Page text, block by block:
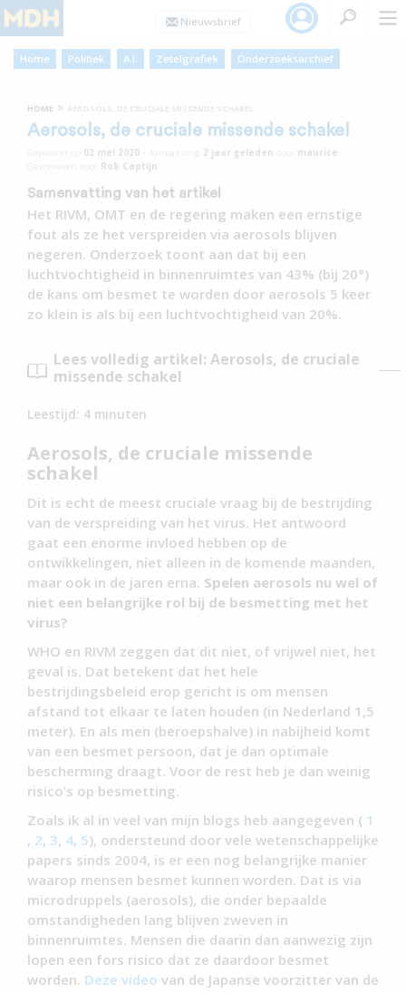
Home Politiek A.I. Zetelgrafiek Onderzoeksarchief
HOME »
Aerosols, de cruciale missende schakel
02 mei 2020 2 jaar geleden
maurice
Rob Captijn
Samenvatting van het artikel
Het RIVM, OMT en de regering maken een ernstige
fout als ze het verspreiden via aerosols blijven
negeren. Onderzoek toont aan dat bij een
luchtvochtigheid in binnenruimtes van 43% (bij 20°)
de kans om besmet te worden door aerosols 5 keer
zo klein is als bij een luchtvochtigheid van 20%.
Lees volledig artikel: Aerosols, de cruciale
missende schakel
Leestijd: 4 minuten
Aerosols, de cruciale missende
schakel
Dit is echt de meest cruciale vraag bij de bestrijding
van de verspreiding van het virus. Het antwoord
gaat een enorme invloed hebben op de
ontwikkelingen, niet alleen in de komende maanden,
maar ook in de jaren erna. Spelen aerosols nu wel of
niet een belangrijke rol bij de besmetting met het
virus?
WHO en RIVM zeggen dat dit niet, of vrijwel niet, het
geval is. Dat betekent dat het hele
bestrijdingsbeleid erop gericht is om mensen
afstand tot elkaar te laten houden (in Nederland 1,5
meter). En als men (beroepshalve) in nabijheid komt
van een besmet persoon, dat je dan optimale
bescherming draagt. Voor de rest heb je dan weinig
risico’s op besmetting.
Zoals ik al in veel van mijn blogs heb aangegeven ( 1
, 2, 3, 4, 5), ondersteund door vele wetenschappelijke
papers sinds 2004, is er een nog belangrijke manier
waarop mensen besmet kunnen worden. Dat is via
microdruppels (aerosols), die onder bepaalde
omstandigheden lang blijven zweven in
binnenruimtes. Mensen die daarin dan aanwezig zijn
lopen een fors risico dat ze daardoor besmet
worden. Deze video van de Japanse voorzitter van de